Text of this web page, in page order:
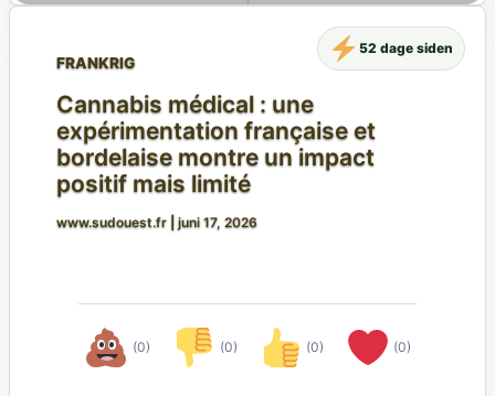
FRANKRIG
Cannabis médical : une
expérimentation française et
bordelaise montre un impact
positif mais limité
www.sudouest.fr juni 17, 2026
(0) (0) (0) (0)
52 dage siden